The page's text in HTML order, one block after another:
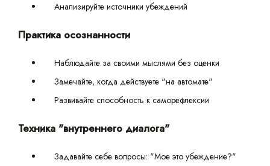
Анализируйте источники убеждений
Практика осознанности
Наблюдайте за своими мыслями без оценки
Замечайте, когда действуете "на автомате"
Развивайте способность к саморефлексии
Техника "внутреннего диалога"
Задавайте себе вопросы: "Мое это убеждение?"